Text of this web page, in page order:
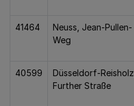
41464
Neuss, Jean-Pullen-
Weg
40599
Düsseldorf-Reisholz,
Further Straße